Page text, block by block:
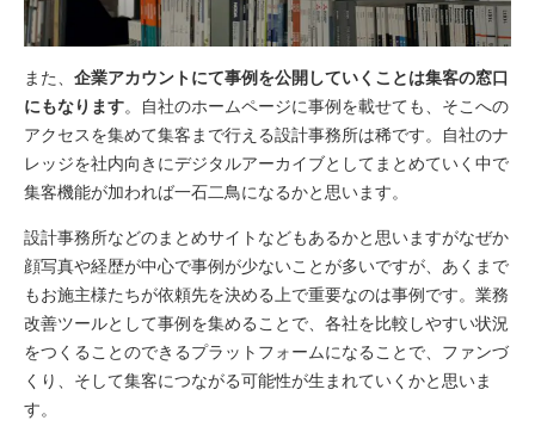
また、 企業アカウントにて事例を公開していくことは集客の窓口
にもなります。自社のホームページに事例を載せても、そこへの
アクセスを集めて集客まで行える設計事務所は稀です。自社のナ
レッジを社内向きにデジタルアーカイブとしてまとめていく中で
集客機能が加われば一石二鳥になるかと思います。
設計事務所などのまとめサイトなどもあるかと思いますがなぜか
顔写真や経歴が中心で事例が少ないことが多いですが、あくまで
もお施主様たちが依頼先を決める上で重要なのは事例です。業務
改善ツールとして事例を集めることで、各社を比較しやすい状況
をつくることのできるプラットフォームになることで、ファンづ
くり、そして集客につながる可能性が生まれていくかと思いま
す。